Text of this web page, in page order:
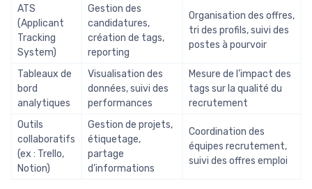
ATS
(Applicant
Tracking
System)
Gestion des
candidatures,
création de tags,
reporting
Organisation des offres,
tri des profils, suivi des
postes à pourvoir
Tableaux de
bord
analytiques
Visualisation des
données, suivi des
performances
Mesure de l’impact des
tags sur la qualité du
recrutement
Outils
collaboratifs
(ex : Trello,
Notion)
Gestion de projets,
étiquetage,
partage
d’informations
Coordination des
équipes recrutement,
suivi des offres emploi